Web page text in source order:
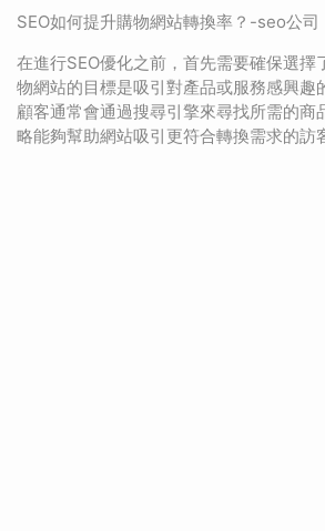
SEO如何提升購物網站轉換率？-seo公司
在進行SEO優化之前，首先需要確保選擇
物網站的目標是吸引對產品或服務感興趣
顧客通常會通過搜尋引擎來尋找所需的商
略能夠幫助網站吸引更符合轉換需求的訪